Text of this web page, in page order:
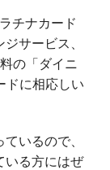
チナカード
サービス、
の「ダイニ
ドに相応しい
いるので、
いる方にはぜ